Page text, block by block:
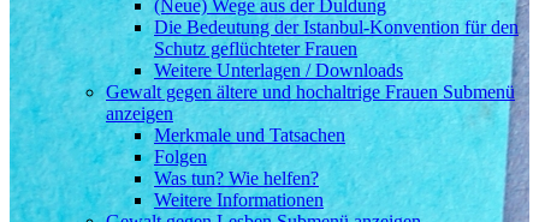
(Neue) Wege aus der Duldung
Die Bedeutung der Istanbul-Konvention für den
Schutz geflüchteter Frauen
Weitere Unterlagen / Downloads
Gewalt gegen ältere und hochaltrige Frauen Submenü
anzeigen
Merkmale und Tatsachen
Folgen
Was tun? Wie helfen?
Weitere Informationen